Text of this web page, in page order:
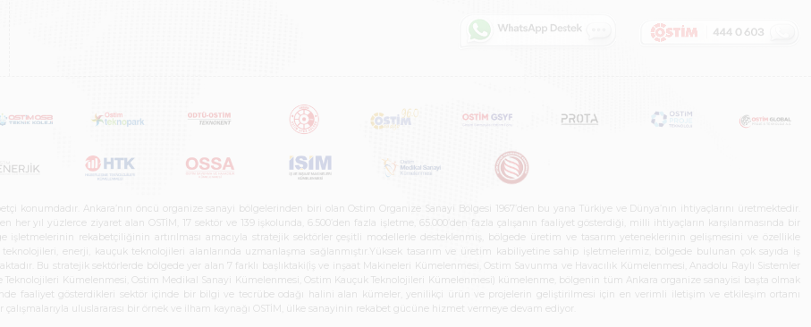
konumdadır. Ankara’nın öncü organize sanayi bölgelerinden biri olan Ostim Organize Sanayi Bölgesi 1967’den bu yana Türkiye ve Dünya’nın ihtiyaçlarını üretmektedir.
yıl yüzlerce ziyaret alan OSTİM, 17 sektör ve 139 işkolunda, 6.500’den fazla işletme, 65.000’den fazla çalışanın faaliyet gösterdiği, milli ihtiyaçların karşılanmasında bir
rekabetçiliğinin artırılması amacıyla stratejik sektörler çeşitli modellerle desteklenmiş, bölgede üretim ve tasarım yeteneklerinin gelişmesini ve özellikle
enerji, kauçuk teknolojileri alanlarında uzmanlaşma sağlanmıştır.Yüksek tasarım ve üretim kabiliyetine sahip işletmelerimiz, bölgede bulunan çok sayıda iş
Bu stratejik sektörlerde bölgede yer alan 7 farklı başlıktaki(İş ve inşaat Makineleri Kümelenmesi, Ostim Savunma ve Havacılık Kümelenmesi, Anadolu Raylı Sistemler
Kümelenmesi, Ostim Medikal Sanayi Kümelenmesi, Ostim Kauçuk Teknolojileri Kümelenmesi) kümelenme, bölgenin tüm Ankara organize sanayisi başta olmak
faaliyet gösterdikleri sektör içinde bir bilgi ve tecrübe odağı halini alan kümeler, yenilikçi ürün ve projelerin geliştirilmesi için en verimli iletişim ve etkileşim ortamı
uluslararası bir örnek ve ilham kaynağı OSTİM, ülke sanayinin rekabet gücüne hizmet vermeye devam ediyor.